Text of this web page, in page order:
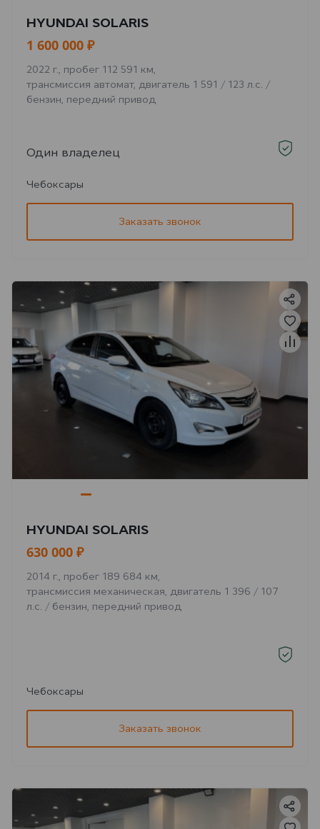
HYUNDAI SOLARIS
1 600 000 ₽
2022 г., пробег 112 591 км,
трансмиссия автомат, двигатель 1 591 / 123 л.с. /
бензин, передний привод
Один владелец
Чебоксары
Заказать звонок
HYUNDAI SOLARIS
630 000 ₽
2014 г., пробег 189 684 км,
трансмиссия механическая, двигатель 1 396 / 107
л.с. / бензин, передний привод
Чебоксары
Заказать звонок